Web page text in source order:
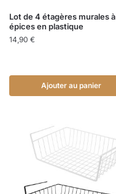
Lot de 4 étagères murales à
épices en plastique
14,90 €
Ajouter au panier